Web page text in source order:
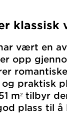
klassisk
vært en
opp
praktisk
m² tilbyr
plass til å